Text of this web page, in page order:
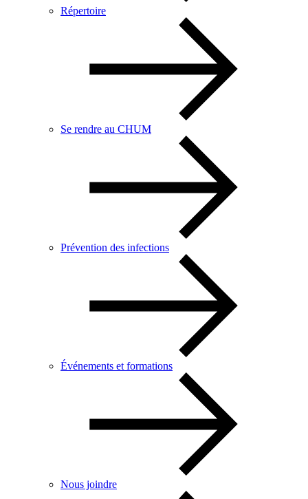
Répertoire
Se rendre au CHUM
Prévention des infections
Événements et formations
Nous joindre